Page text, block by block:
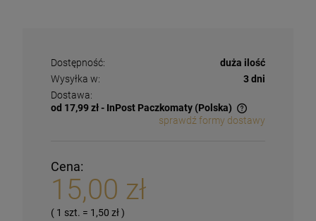
Dostępność:
duża ilość
Wysyłka w:
3 dni
Dostawa:
od 17,99 zł- InPost Paczkomaty (Polska)
sprawdź formy dostawy
Cena:
15,00 zł
( 1 szt. = 1,50 zł)